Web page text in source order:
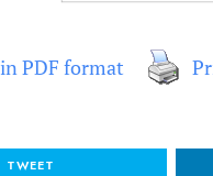
PDF format
TWEET